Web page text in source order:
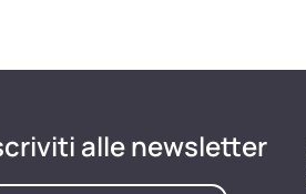
alle newsletter